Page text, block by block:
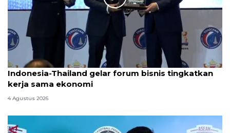
Indonesia-Thailand gelar forum bisnis tingkatkan
kerja sama ekonomi
4 Agustus 2026